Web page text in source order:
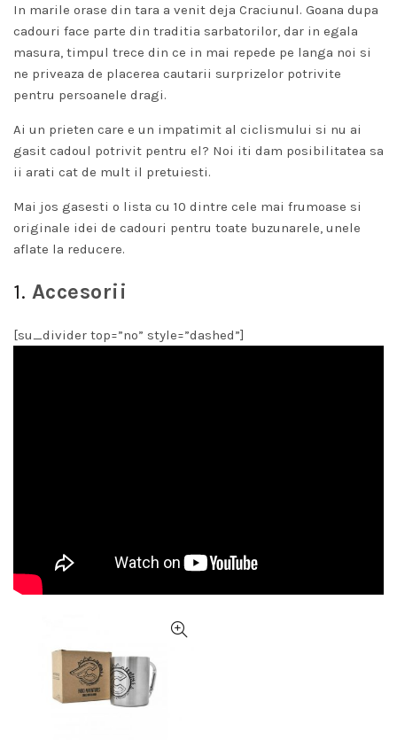
In marile orase din tara a venit deja Craciunul. Goana dupa
cadouri face parte din traditia sarbatorilor, dar in egala
masura, timpul trece din ce in mai repede pe langa noi si
ne priveaza de placerea cautarii surprizelor potrivite
pentru persoanele dragi.
Ai un prieten care e un impatimit al ciclismului si nu ai
gasit cadoul potrivit pentru el? Noi iti dam posibilitatea sa
ii arati cat de mult il pretuiesti.
Mai jos gasesti o lista cu 10 dintre cele mai frumoase si
originale idei de cadouri pentru toate buzunarele, unele
aflate la reducere.
1. Accesorii
[su_divider top=”no” style=”dashed”]